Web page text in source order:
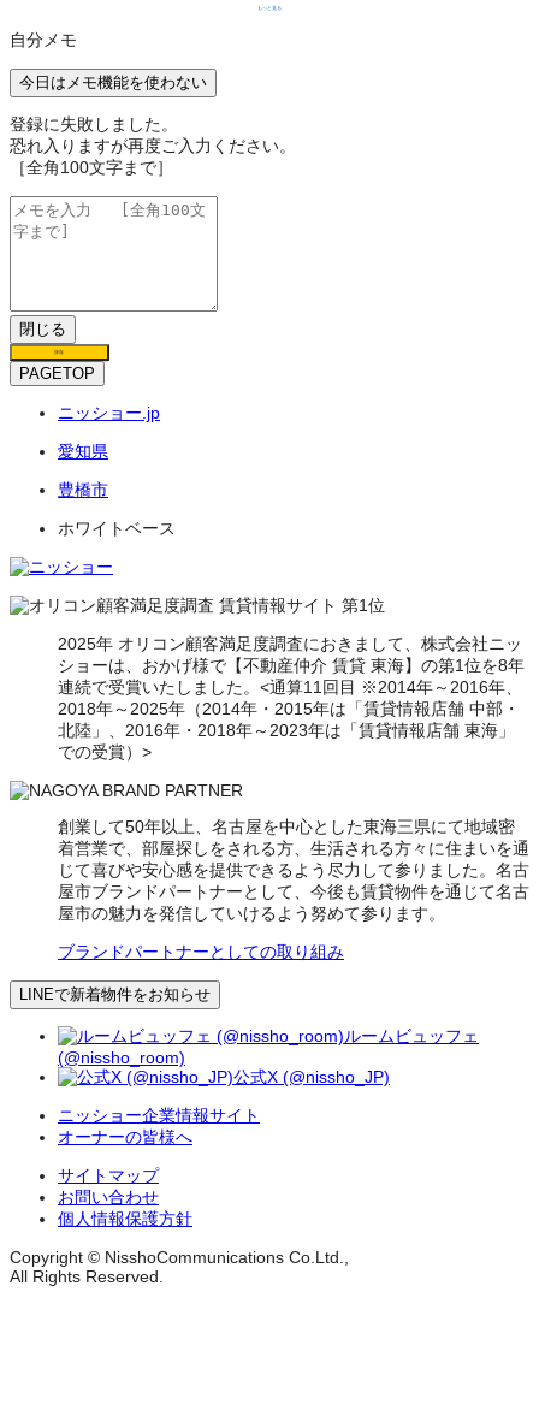
もっと見る
自分メモ
今日はメモ機能を使わない
登録に失敗しました。
恐れ入りますが再度ご入力ください。
［全角100文字まで］
閉じる
保存
PAGETOP
ニッショー.jp
愛知県
豊橋市
ホワイトベース
2025年 オリコン顧客満足度調査におきまして、株式会社ニッ
ショーは、おかげ様で【不動産仲介 賃貸 東海】の第1位を8年
連続で受賞いたしました。<通算11回目 ※2014年～2016年、
2018年～2025年（2014年・2015年は「賃貸情報店舗 中部・
北陸」、2016年・2018年～2023年は「賃貸情報店舗 東海」
での受賞）>
創業して50年以上、名古屋を中心とした東海三県にて地域密
着営業で、部屋探しをされる方、生活される方々に住まいを通
じて喜びや安心感を提供できるよう尽力して参りました。名古
屋市ブランドパートナーとして、今後も賃貸物件を通じて名古
屋市の魅力を発信していけるよう努めて参ります。
ブランドパートナーとしての取り組み
LINEで新着物件をお知らせ
ルームビュッフェ
(@nissho_room)
公式X (@nissho_JP)
ニッショー企業情報サイト
オーナーの皆様へ
サイトマップ
お問い合わせ
個人情報保護方針
Copyright © NisshoCommunications Co.Ltd.,
All Rights Reserved.